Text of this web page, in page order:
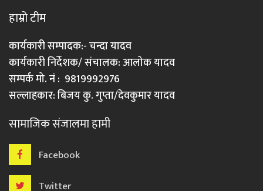
हाम्रो टीम
कार्यकारी सम्पादक:- चन्दा यादव
कार्यकारी निर्देशक/ संचालक: आलोक यादव
सम्पर्क मो. नं : 9819992976
सल्लाहकार: बिजय कु. गुप्ता/देवकुमार यादव
सामाजिक संजालमा हामी
Facebook
Twitter